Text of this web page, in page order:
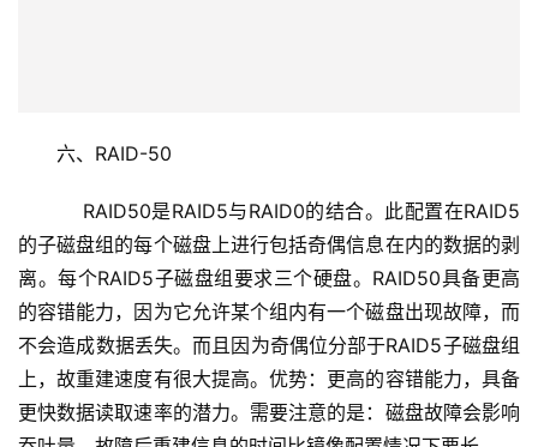
六、RAID-50
RAID50是RAID5与RAID0的结合。此配置在RAID5
的子磁盘组的每个磁盘上进行包括奇偶信息在内的数据的剥
离。每个RAID5子磁盘组要求三个硬盘。RAID50具备更高
的容错能力，因为它允许某个组内有一个磁盘出现故障，而
不会造成数据丢失。而且因为奇偶位分部于RAID5子磁盘组
上，故重建速度有很大提高。优势：更高的容错能力，具备
更快数据读取速率的潜力。需要注意的是：磁盘故障会影响